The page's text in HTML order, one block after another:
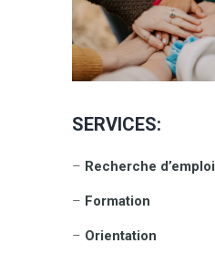
SERVICES:
– Recherche d’emploi
– Formation
– Orientation